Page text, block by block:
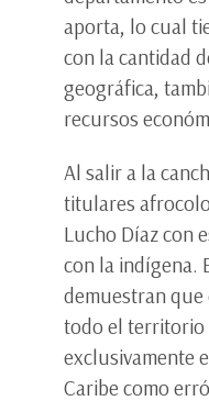
aporta, lo cual
con la cantidad
geográfica,
recursos
Al salir a la
titulares
Lucho Díaz con
con la indígena.
demuestran que
todo el territorio
exclusivamente
Caribe como